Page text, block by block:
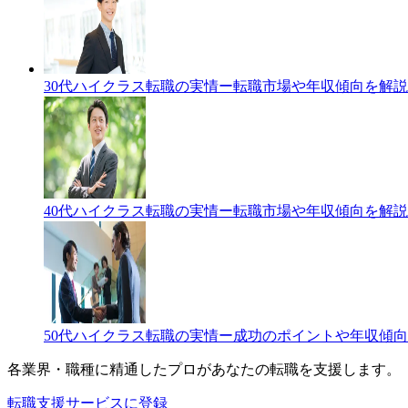
30代ハイクラス転職の実情ー転職市場や年収傾向を解説
40代ハイクラス転職の実情ー転職市場や年収傾向を解説
50代ハイクラス転職の実情ー成功のポイントや年収傾
各業界・職種に精通したプロがあなたの転職を支援します。
転職支援サービスに登録